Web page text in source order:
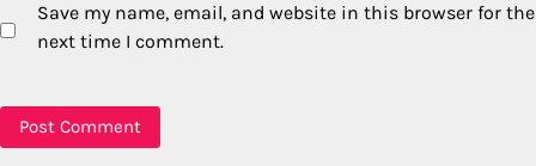
Save my name, email, and website in this browser for the
next time I comment.